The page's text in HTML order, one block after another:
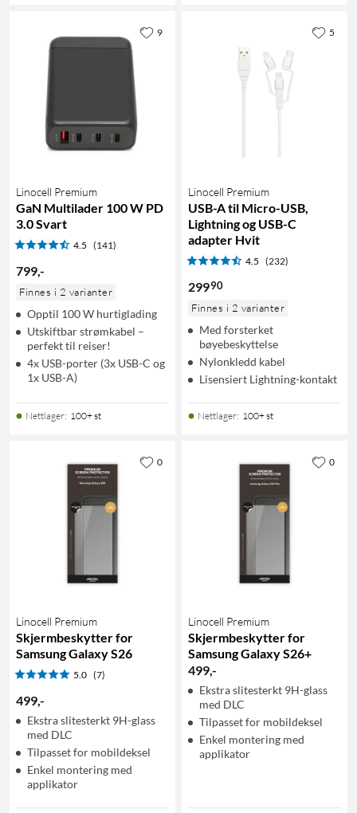
Linocell Premium
GaN Multilader 100 W PD
3.0 Svart
4.5 (141)
799,-
Finnes i 2 varianter
Opptil 100 W hurtiglading
Utskiftbar strømkabel –
perfekt til reiser!
4x USB-porter (3x USB-C og
1x USB-A)
Nettlager: 100+ st
9
Linocell Premium
USB-A til Micro-USB,
Lightning og USB-C
adapter Hvit
4.5 (232)
29990
Finnes i 2 varianter
Med forsterket
bøyebeskyttelse
Nylonkledd kabel
Lisensiert Lightning-kontakt
Nettlager: 100+ st
5
Linocell Premium
Skjermbeskytter for
Samsung Galaxy S26
5.0 (7)
499,-
Ekstra slitesterkt 9H-glass
med DLC
Tilpasset for mobildeksel
Enkel montering med
applikator
0
Linocell Premium
Skjermbeskytter for
Samsung Galaxy S26+
499,-
Ekstra slitesterkt 9H-glass
med DLC
Tilpasset for mobildeksel
Enkel montering med
applikator
0